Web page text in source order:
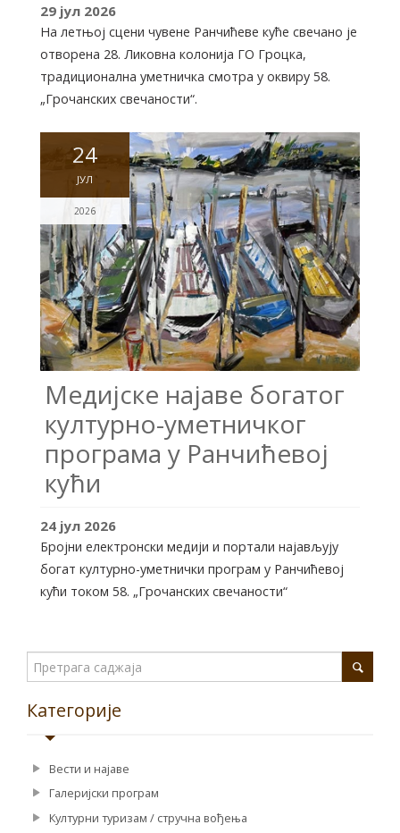
29 јул 2026
На летњој сцени чувене Ранчићеве куће свечано је
отворена 28. Ликовна колонија ГО Гроцка,
традиционална уметничка смотра у оквиру 58.
„Грочанских свечаности“.
24
ЈУЛ
2026
Медијске најаве богатог
културно-уметничког
програма у Ранчићевој
кући
24 јул 2026
Бројни електронски медији и портали најављују
богат културно-уметнички програм у Ранчићевој
кући током 58. „Грочанских свечаности“
Категорије
Вести и најаве
Галеријски програм
Културни туризам / стручна вођења